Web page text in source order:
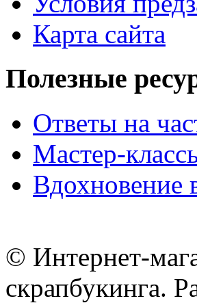
Карта сайта
Полезные
Ответы на
Мастер-
© Интернет-
скрапбукинга.